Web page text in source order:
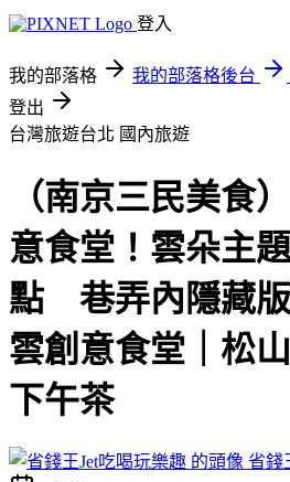
登入
我的部落格 我的部落格後台
登出
台灣旅遊台北 國內旅遊
（南京三民美食
意食堂！雲朵主
點 巷弄內隱藏
雲創意食堂｜松
下午茶
省錢